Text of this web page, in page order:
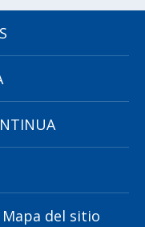
Mapa del sitio